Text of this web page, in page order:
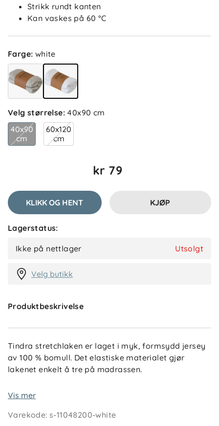
Strikk rundt kanten
Kan vaskes på 60 °C
Farge: white
Velg størrelse: 40x90 cm
40x90
cm
60x120
cm
kr 79
KLIKK OG HENT KJØP
Lagerstatus:
Ikke på nettlager Utsolgt
Velg butikk
Produktbeskrivelse
Tindra stretchlaken er laget i myk, formsydd jersey
av 100 % bomull. Det elastiske materialet gjør
lakenet enkelt å tre på madrassen.
Strikken langs hele kanten gjør at lakenet sitter godt
natten.
Vis mer
Varekode:s-11048200-white